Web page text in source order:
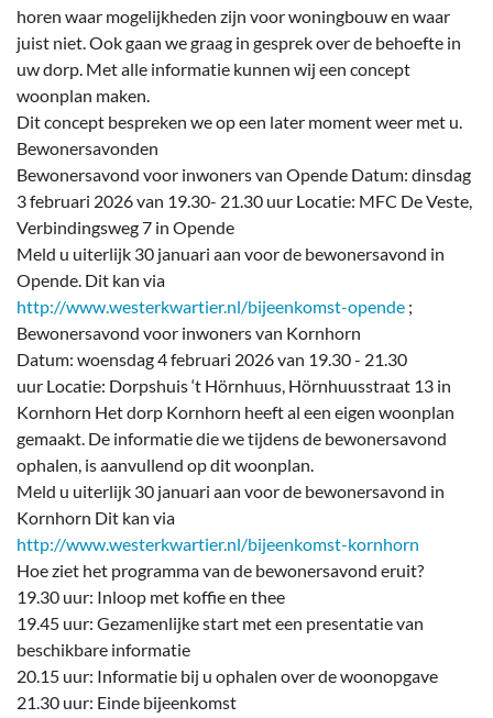
horen waar mogelijkheden zijn voor woningbouw en waar
juist niet. Ook gaan we graag in gesprek over de behoefte in
uw dorp. Met alle informatie kunnen wij een concept
woonplan maken.
Dit concept bespreken we op een later moment weer met u.
Bewonersavonden
Bewonersavond voor inwoners van Opende Datum: dinsdag
3 februari 2026 van 19.30- 21.30 uur Locatie: MFC De Veste,
Verbindingsweg 7 in Opende
Meld u uiterlijk 30 januari aan voor de bewonersavond in
Opende. Dit kan via
http://www.westerkwartier.nl/bijeenkomst-opende ;
Bewonersavond voor inwoners van Kornhorn
Datum: woensdag 4 februari 2026 van 19.30 - 21.30
uur Locatie: Dorpshuis ‘t Hörnhuus, Hörnhuusstraat 13 in
Kornhorn Het dorp Kornhorn heeft al een eigen woonplan
gemaakt. De informatie die we tijdens de bewonersavond
ophalen, is aanvullend op dit woonplan.
Meld u uiterlijk 30 januari aan voor de bewonersavond in
Kornhorn Dit kan via
http://www.westerkwartier.nl/bijeenkomst-kornhorn
Hoe ziet het programma van de bewonersavond eruit?
19.30 uur: Inloop met koffie en thee
19.45 uur: Gezamenlijke start met een presentatie van
beschikbare informatie
20.15 uur: Informatie bij u ophalen over de woonopgave
21.30 uur: Einde bijeenkomst